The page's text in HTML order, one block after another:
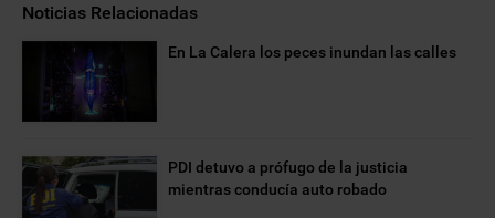
Noticias Relacionadas
En La Calera los peces inundan las calles
PDI detuvo a prófugo de la justicia
mientras conducía auto robado